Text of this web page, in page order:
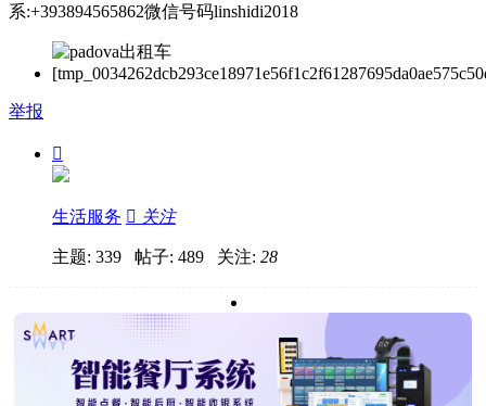
系:+393894565862微信号码linshidi2018
举报

生活服务  关注
主题: 339 帖子: 489 关注: 28